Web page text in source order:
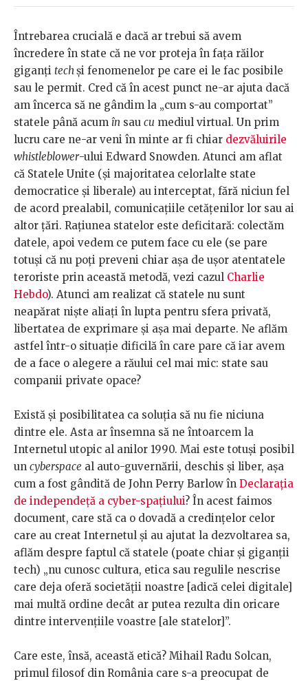
Întrebarea crucială e dacă ar trebui să avem
încredere în state că ne vor proteja în fața răilor
giganți techși fenomenelor pe care ei le fac posibile
sau le permit. Cred că în acest punct ne-ar ajuta dacă
am încerca să ne gândim la „cum s-au comportat”
statele până acum în sau cu mediul virtual. Un prim
lucru care ne-ar veni în minte ar fi chiar dezvăluirile
whistleblower-ului Edward Snowden. Atunci am aflat
că Statele Unite (și majoritatea celorlalte state
democratice și liberale) au interceptat, fără niciun fel
de acord prealabil, comunicațiile cetățenilor lor sau ai
altor țări. Rațiunea statelor este deficitară: colectăm
datele, apoi vedem ce putem face cu ele (se pare
totuși că nu poți preveni chiar așa de ușor atentatele
teroriste prin această metodă, vezi cazul Charlie
Hebdo). Atunci am realizat că statele nu sunt
neapărat niște aliați în lupta pentru sfera privată,
libertatea de exprimare și așa mai departe. Ne aflăm
astfel într-o situație dificilă în care pare că iar avem
de a face o alegere a răului cel mai mic: state sau
companii private opace?
Există și posibilitatea ca soluția să nu fie niciuna
dintre ele. Asta ar însemna să ne întoarcem la
Internetul utopic al anilor 1990. Mai este totuși posibil
un cyberspace al auto-guvernării, deschis și liber, așa
cum a fost gândită de John Perry Barlow în Declarația
de independeță a cyber-spațiului? În acest faimos
document, care stă ca o dovadă a credințelor celor
care au creat Internetul și au ajutat la dezvoltarea sa,
aflăm despre faptul că statele (poate chiar și giganții
tech) „nu cunosc cultura, etica sau regulile nescrise
care deja oferă societății noastre [adică celei digitale]
mai multă ordine decât ar putea rezulta din oricare
dintre intervențiile voastre [ale statelor]”.
Care este, însă, această etică? Mihail Radu Solcan,
primul filosof din România care s-a preocupat de